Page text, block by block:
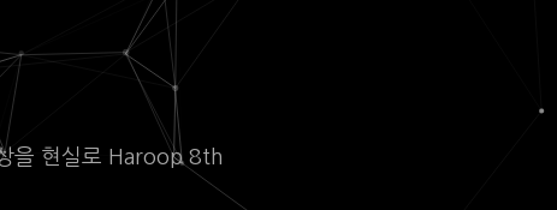
을 현실로 Haroop 8th